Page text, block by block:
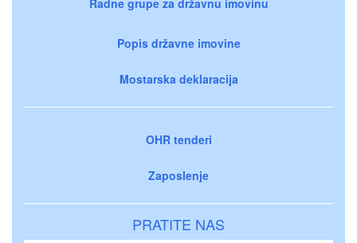
Popis državne imovine
Mostarska deklaracija
OHR tenderi
Zaposlenje
PRATITE NAS